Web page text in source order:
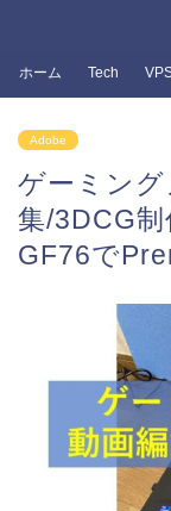
ホーム Tech
Adobe
ゲーミン
集/3DCG
GF76で